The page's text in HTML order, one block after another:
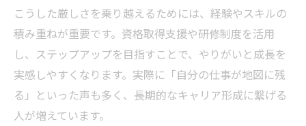
こうした厳しさを乗り越えるためには、経験やスキルの
積み重ねが重要です。資格取得支援や研修制度を活用
し、ステップアップを目指すことで、やりがいと成長を
実感しやすくなります。実際に「自分の仕事が地図に残
る」といった声も多く、長期的なキャリア形成に繋げる
人が増えています。